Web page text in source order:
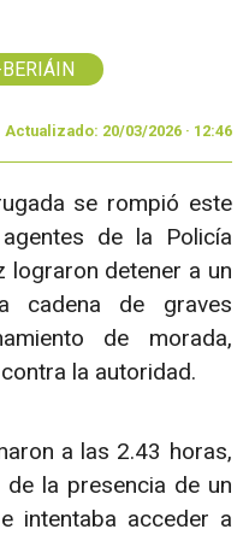
Actualizado: 20/03/2026 · 12:46
se rompió este
de la Policía
lograron detener a un
cadena de graves
de morada,
la autoridad.
a las 2.43 horas,
la presencia de un
intentaba acceder a